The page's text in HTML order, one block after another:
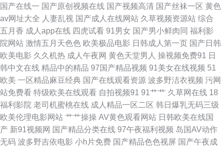
频网站 91视频国 午夜久久黄色 TS国产网站 狠狠插狠狠插狠狠插 97亚州狠
狠色 婷婷丁香网成人网 91国语对白露脸自产 日韩无码第一页 日韩69网站久
久91 成人豆花社区亚洲 青青草精品网 91黑料插少妇 91传媒免费 日韩午夜
成人 成人VA视频 亚洲黄色小说网 AV地址不卡免费 六月天日韩无码 99只有
精品 深夜艹艹 乱子伦国产精品苹果视频 国产有码第一页 国产精品麻豆久久
97色97干 欧美黑人和日韩超碰在线 福利1区 中文在线天堂日本 婷婷丁香偷
国产在线一 国产原创视频在线 国产视频高清 国产丝袜一区 黄色
av网址大全 人妻乱视 国产成人在线网站 久草视频资源站 综合
五月香 成人app在线 四虎试看 91男女 国产男小鲜肉同 福利影
院网站 激情五月天色色 欧美极品电影 日韩成人第一页 国产日韩
欧美电影 久久机热 成人午夜网 黄色天堂男人 操视频免费91 日
韩中文在线 精品中的精品 97国产精品视频 91美女在线视频 51
欧美 一区精品麻豆经典 国产在线观看资源 波多野洁衣视频 污网
站免费看 特级欧美在线观看 自拍视频91 91艹艹 久草网在线 18
福利影院 老司机蜜桃在线 成人精品一区二区 韩日爆乳无码三级
欧美伦理电影网站 艹艹操操 AV黄色观看网站 日韩欧美在线国
产 新91视频网 国产精品分类在线 97午夜福利视频 岛国AV动作
无码 波多野吉依电影 小h片免费 国产精品色色视屏 国产午夜成